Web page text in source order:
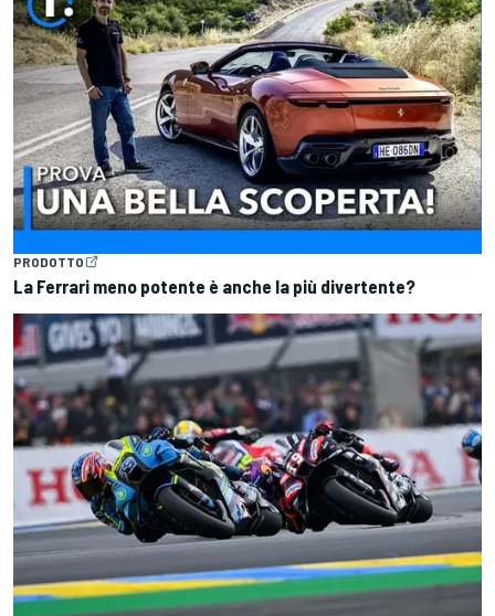
PRODOTTO
La Ferrari meno potente è anche la più divertente?